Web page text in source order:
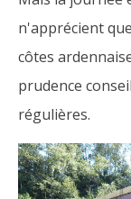
n'apprécient
côtes
prudence
régulières.